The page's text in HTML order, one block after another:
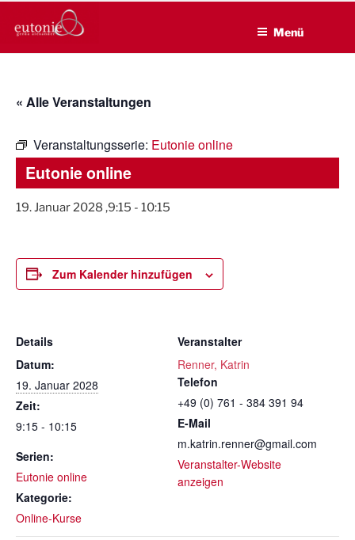
Inhalt
EUTONIE.DE
Lebensbalance durch körperliche Selbsterfahrung
Menü
« Alle Veranstaltungen
Veranstaltungsserie: Eutonie online
Eutonie online
19. Januar 2028 ,9:15 - 10:15
Zum Kalender hinzufügen
Details
Datum:
19. Januar 2028
Zeit:
9:15 - 10:15
Serien:
Eutonie online
Kategorie:
Online-Kurse
Veranstalter
Renner, Katrin
Telefon
+49 (0) 761 - 384 391 94
E-Mail
m.katrin.renner@gmail.com
Veranstalter-Website
anzeigen